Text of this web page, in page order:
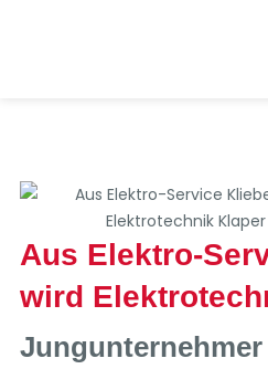
Aus Elektro-
wird